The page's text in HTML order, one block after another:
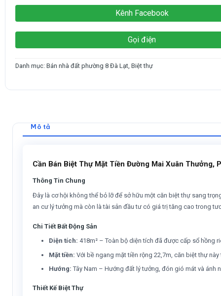
Kênh Facebook
Gọi điện
Danh mục:Bán nhà đất phường 8 Đà Lạt ,Biệt thự
Mô tả
Cần Bán Biệt Thự Mặt Tiền Đường Mai Xuân Thưởng,
Thông Tin Chung
Đây là cơ hội không thể bỏ lỡ để sở hữu một căn biệt thự sang
an cư lý tưởng mà còn là tài sản đầu tư có giá trị tăng cao trong
Chi Tiết Bất Động Sản
Diện tích: 418m² – Toàn bộ diện tích đã được cấp sổ hồng
Mặt tiền: Với bề ngang mặt tiền rộng 22,7m, căn biệt thự
Hướng: Tây Nam – Hướng đất lý tưởng, đón gió mát và ánh
Thiết Kế Biệt Thự